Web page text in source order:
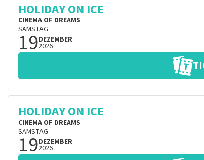
HOLIDAY ON ICE
CINEMA OF DREAMS
SAMSTAG
19DEZEMBER
2026
HOLIDAY ON ICE
CINEMA OF DREAMS
SAMSTAG
19DEZEMBER
2026